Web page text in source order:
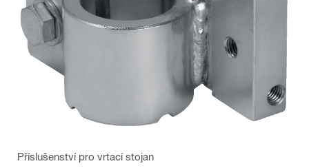
Příslušenství pro vrtací stojan